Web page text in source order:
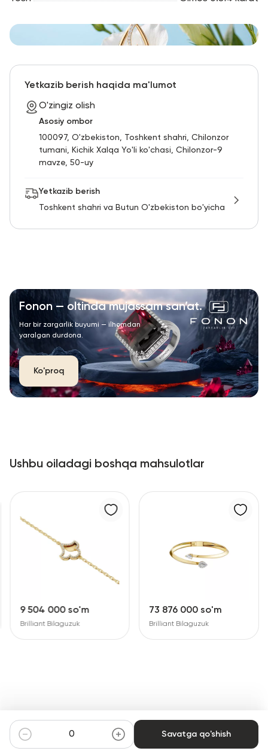
Yetkazib berish haqida ma'lumot
O'zingiz olish
Asosiy ombor
100097, O'zbekiston, Toshkent shahri, Chilonzor
tumani, Kichik Xalqa Yo'li ko'chasi, Chilonzor-9
mavze, 50-uy
Yetkazib berish
Toshkent shahri va Butun O'zbekiston bo'yicha
Savatga qo'shish
Fonon — oltinda mujassam san’at.
Har bir zargarlik buyumi — ilhomdan
yaralgan durdona.
Ko'proq
Ushbu oiladagi boshqa mahsulotlar
9 504 000 so'm
Brilliant Bilaguzuk
73 876 000 so'm
Brilliant Bilaguzuk